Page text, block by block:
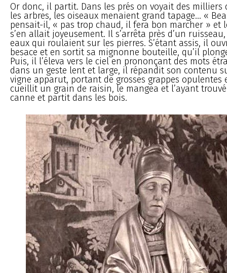
Or donc, il partit. Dans les prés on voyait des milliers
les arbres, les oiseaux menaient grand tapage... «
pensait-il, « pas trop chaud, il fera bon marcher » et
s’en allait joyeusement. Il s’arrêta près d’un
eaux qui roulaient sur les pierres. S’étant assis, il
besace et en sortit sa mignonne bouteille, qu’il
Puis, il l’éleva vers le ciel en prononçant des mots
dans un geste lent et large, il répandit son contenu
vigne apparut, portant de grosses grappes opulentes
cueillit un grain de raisin, le mangea et l’ayant
canne et partit dans les bois.